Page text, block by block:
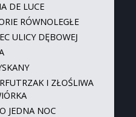
DE LUCE
RÓWNOLEGŁE
ULICY DĘBOWEJ
I ZŁOŚLIWA
JEDNA NOC